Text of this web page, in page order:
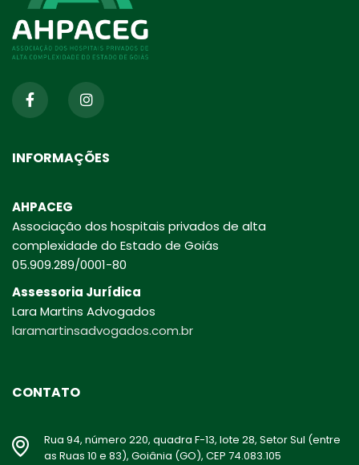
INFORMAÇÕES
AHPACEG
Associação dos hospitais privados de alta
complexidade do Estado de Goiás
05.909.289/0001-80
Assessoria Jurídica
Lara Martins Advogados
laramartinsadvogados.com.br
CONTATO
Rua 94, número 220, quadra F-13, lote 28, Setor Sul (entre
as Ruas 10 e 83), Goiânia (GO), CEP 74.083.105